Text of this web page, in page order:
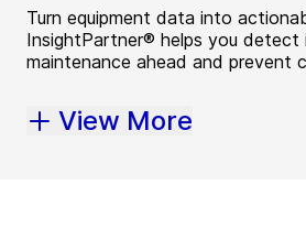
Turn equipment data into
InsightPartner® helps you detect
maintenance ahead and prevent
View More